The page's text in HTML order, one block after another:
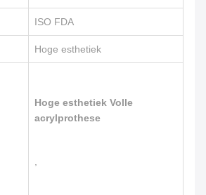
ISO FDA
Hoge esthetiek
Hoge esthetiek Volle
acrylprothese